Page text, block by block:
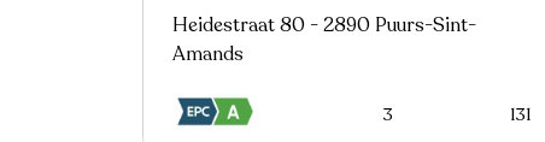
Heidestraat 80 - 2890 Puurs-Sint-
Amands
3 131